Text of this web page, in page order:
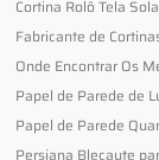
Cortina Rolô Tela
Fabricante de
Onde Encontrar Os
Papel de Parede de
Papel de Parede
Persiana Blecaute